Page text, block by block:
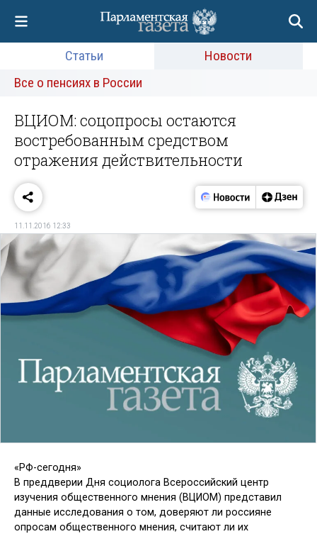
Статьи
Новости
Все о пенсиях в России
ВЦИОМ: соцопросы остаются
востребованным средством
отражения действительности
11.11.2016 12:33
«РФ-сегодня»
В преддверии Дня социолога Всероссийский центр
изучения общественного мнения (ВЦИОМ) представил
данные исследования о том, доверяют ли россияне
опросам общественного мнения, считают ли их